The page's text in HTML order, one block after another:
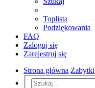
Toplista
Podziękowania
FAQ
Zaloguj się
Zarejestruj się
Strona główna Zabytki